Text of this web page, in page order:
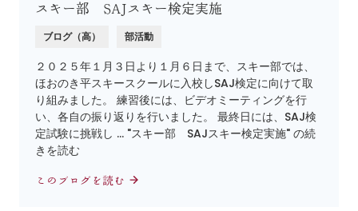
スキー部 SAJスキー検定実施
ブログ（高） 部活動
２０２５年１月３日より１月６日まで、スキー部では、
ほおのき平スキースクールに入校しSAJ検定に向けて取
り組みました。 練習後には、ビデオミーティングを行
い、各自の振り返りを行いました。 最終日には、SAJ検
定試験に挑戦し … "スキー部 SAJスキー検定実施" の続
きを読む
このブログを読む